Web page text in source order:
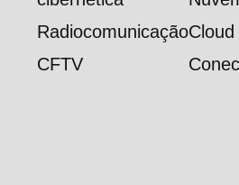
RadiocomunicaçãoCloud
CFTV